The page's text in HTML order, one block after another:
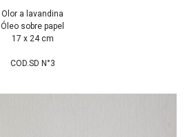
Olor a lavandina
Óleo sobre papel
17 x 24 cm
COD.SD N°3